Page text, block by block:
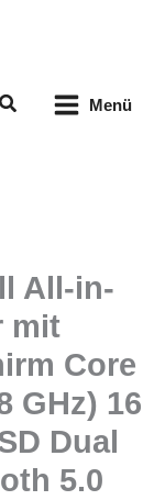
Suchen Menü
All-in-
mit
Core
GHz) 16
Dual
5.0